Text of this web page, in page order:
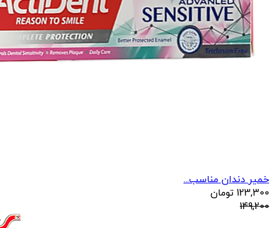
خمیر دندان مناسب...
123,300 تومان
149,200